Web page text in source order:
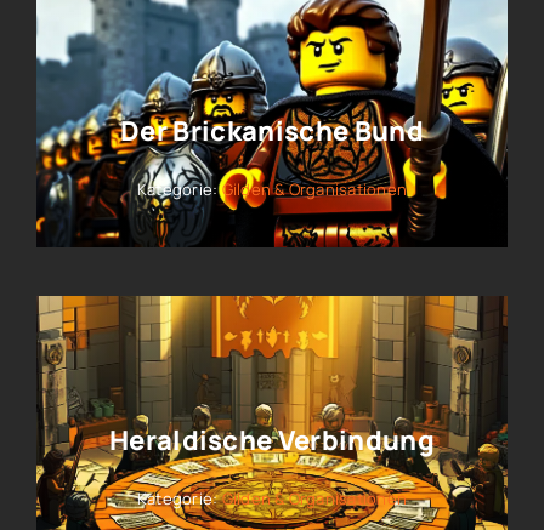
Der Brickanische Bund
Kategorie:Gilden & Organisationen
Heraldische Verbindung
Kategorie:Gilden & Organisationen